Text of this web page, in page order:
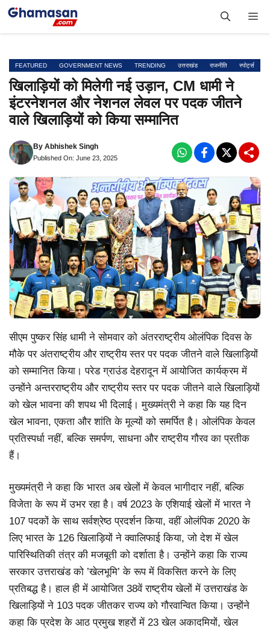
Skip
FEATURED GOVERNMENT NEWS TRENDING उत्तराखंड राजनीति स्पोर्ट्स
खिलाड़ियों को मिलेगी नई उड़ान, CM धामी ने
इंटरनेशनल और नेशनल लेवल पर पदक जीतने
वाले खिलाड़ियों को किया सम्मानित
By Abhishek Singh
Published On: June 23, 2025
सीएम पुष्कर सिंह धामी ने सोमवार को अंतरराष्ट्रीय ओलंपिक दिवस के
मौके पर अंतराष्ट्रीय और राष्ट्रीय स्तर पर पदक जीतने वाले खिलाड़ियों
को सम्मानित किया। परेड ग्राउंड देहरादून में आयोजित कार्यक्रम में
उन्होंने अन्तरराष्ट्रीय और राष्ट्रीय स्तर पर पदक जीतने वाले खिलाड़ियों
को खेल भावना की शपथ भी दिलाई। मुख्यमंत्री ने कहा कि यह दिन
खेल भावना, एकता और शांति के मूल्यों को समर्पित है। ओलंपिक केवल
प्रतिस्पर्धा नहीं, बल्कि समर्पण, साधना और राष्ट्रीय गौरव का प्रतीक
हैं।
मुख्यमंत्री ने कहा कि भारत अब खेलों में केवल भागीदार नहीं, बल्कि
विजेता के रूप में उभर रहा है। वर्ष 2023 के एशियाई खेलों में भारत ने
107 पदकों के साथ सर्वश्रेष्ठ प्रदर्शन किया, वहीं ओलंपिक 2020 के
लिए भारत के 126 खिलाड़ियों ने क्वालिफाई किया, जो देश में खेल
पारिस्थितिकी तंत्र की मजबूती को दर्शाता है। उन्होंने कहा कि राज्य
सरकार उत्तराखंड को ’खेलभूमि’ के रूप में विकसित करने के लिए
प्रतिबद्ध है। हाल ही में आयोजित 38वें राष्ट्रीय खेलों में उत्तराखंड के
खिलाड़ियों ने 103 पदक जीतकर राज्य को गौरवान्वित किया। उन्होंने
कहा कि प्रदेश के आठ प्रमुख शहरों में 23 खेल अकादमियों, खेल